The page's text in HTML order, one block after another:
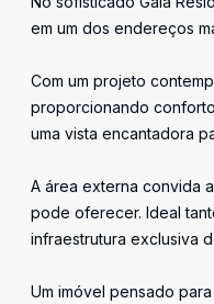
em um dos endereços
Com um projeto
proporcionando
uma vista encantadora
A área externa convida
pode oferecer. Ideal
infraestrutura exclusiva
Um imóvel pensado